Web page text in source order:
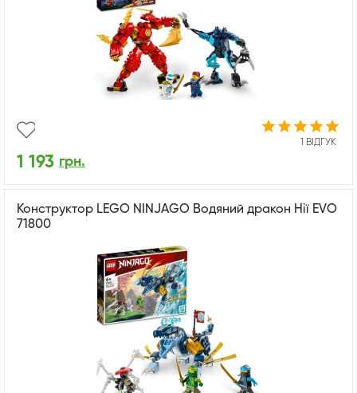
1 ВІДГУК
1 193 грн.
Конструктор LEGO NINJAGO Водяний дракон Нії EVO
71800